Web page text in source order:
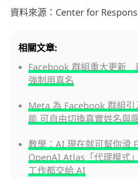
資料來源：Center for
相關文章:
Facebook 群組重大更新
強制用真名
Meta 為 Facebook 群組引
能 可自由切換真實姓名與
教學：AI 現在就可幫你滑
OpenAI Atlas「代理模式
工作都交給 AI